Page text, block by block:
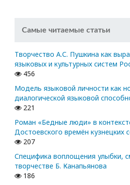
Самые читаемые статьи
Творчество А.С. Пушкина как
языковых и культурных систем
456
Модель языковой личности как
диалогической языковой
221
Роман «Бедные люди» в
Достоевского времён кузнецких
207
Специфика воплощения улыбки,
творчестве Б. Канапьянова
186